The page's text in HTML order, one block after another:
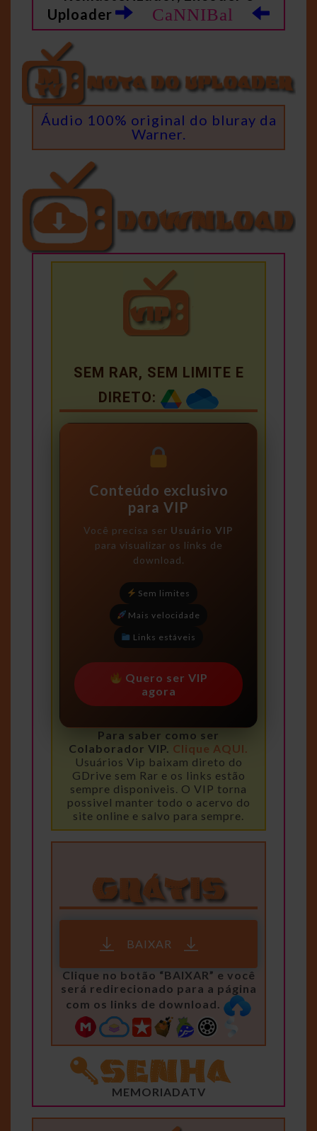
Uploader
CaNNIBal
Áudio 100% original do bluray da
Warner.
SEM RAR, SEM LIMITE E
DIRETO:
Conteúdo exclusivo
para VIP
Você precisa ser Usuário VIP
para visualizar os links de
download.
Sem limites
Mais velocidade
Links estáveis
Quero ser VIP
agora
Para saber como ser
Colaborador VIP. Clique AQUI.
Usuários Vip baixam direto do
GDrive sem Rar e os links estão
sempre disponiveis. O VIP torna
possivel manter todo o acervo do
site online e salvo para sempre.
BAIXAR
Clique no botão “BAIXAR” e você
será redirecionado para a página
com os links de download.
MEMORIADATV